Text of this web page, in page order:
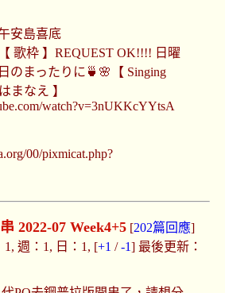
安島喜底
【 歌枠 】REQUEST OK!!!! 日曜
日のまったりに🍵🌸【 Singing
まなえ 】
watch?v=3nUKKcYYtsA
00/pixmicat.php?
2022-07 Week4+5[202篇回應]
週：1, 日：1, [+1 /-1] 最後更新：